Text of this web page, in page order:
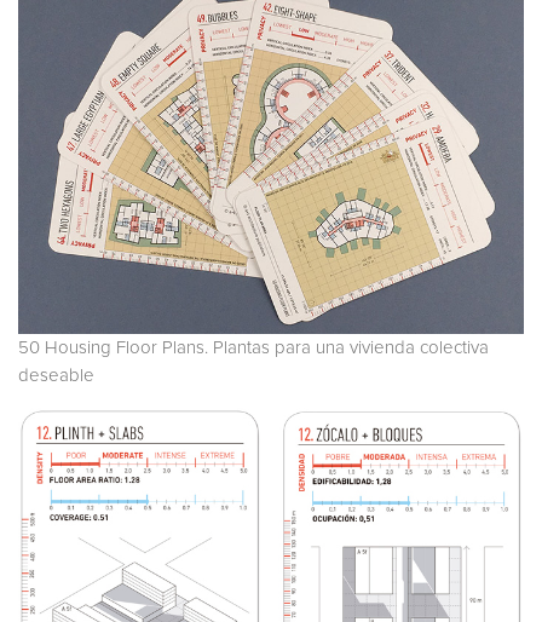
50 Housing Floor Plans. Plantas para una vivienda colectiva
deseable